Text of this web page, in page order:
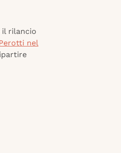
il rilancio
nel